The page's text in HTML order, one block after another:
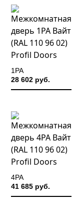
1PA
28 602 руб.
4PA
41 685 руб.